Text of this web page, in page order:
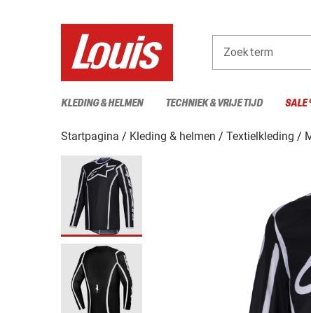
Zoekterm
KLEDING & HELMEN TECHNIEK & VRIJE TIJD SALE
Startpagina Kleding & helmen Textielkleding